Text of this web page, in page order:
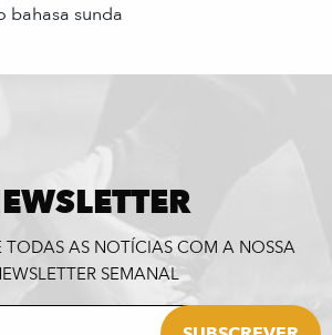
bahasa sunda
TODAS AS NOTÍCIAS COM A NOSSA
SEMANAL